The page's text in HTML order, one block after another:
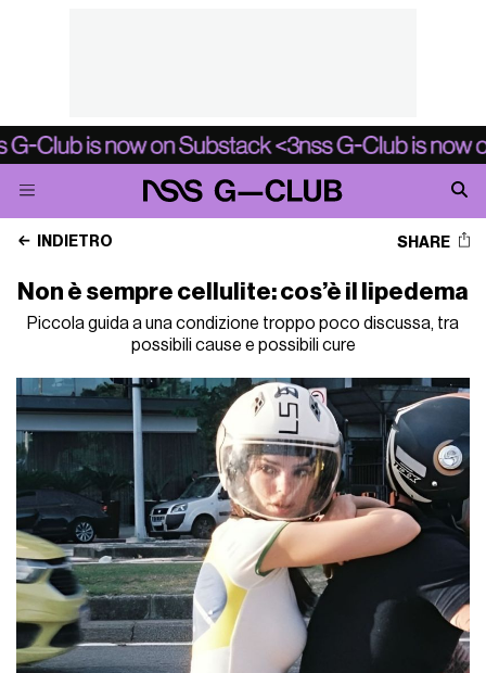
INDIETRO SHARE
Non è sempre cellulite: cos’è il lipedema
Piccola guida a una condizione troppo poco discussa, tra
possibili cause e possibili cure